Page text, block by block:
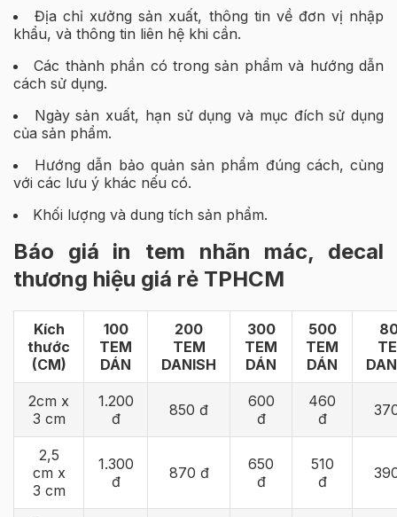
Địa chỉ xưởng sản xuất, thông tin về đơn vị nhập
khẩu, và thông tin liên hệ khi cần.
Các thành phần có trong sản phẩm và hướng dẫn
cách sử dụng.
Ngày sản xuất, hạn sử dụng và mục đích sử dụng
của sản phẩm.
Hướng dẫn bảo quản sản phẩm đúng cách, cùng
với các lưu ý khác nếu có.
Khối lượng và dung tích sản phẩm.
Báo giá in tem nhãn mác, decal
thương hiệu giá rẻ TPHCM
Kích
thước
(CM)
100
TEM
DÁN
200
TEM
DANISH
300
TEM
DÁN
500
TEM
DÁN
2cm x
3 cm
1.200
đ
850 đ
600
đ
460
đ
2,5
cm x
3 cm
1.300
đ
870 đ
650
đ
510
đ